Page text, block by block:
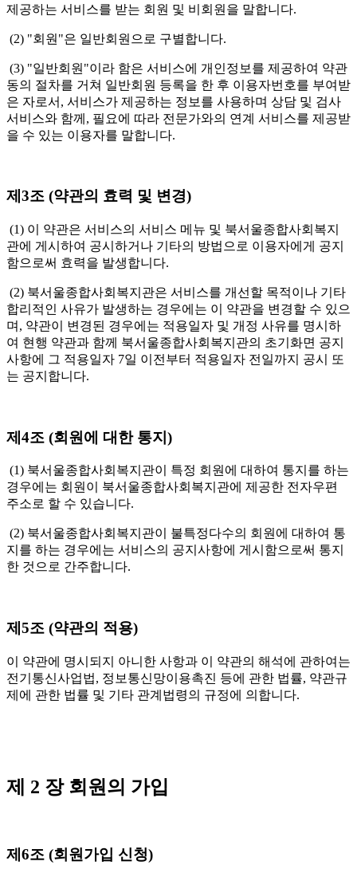
제공하는 서비스를 받는 회원 및 비회원을 말합니다.
(2) "회원"은 일반회원으로 구별합니다.
(3) "일반회원"이라 함은 서비스에 개인정보를 제공하여 약관
동의 절차를 거쳐 일반회원 등록을 한 후 이용자번호를 부여받
은 자로서, 서비스가 제공하는 정보를 사용하며 상담 및 검사
서비스와 함께, 필요에 따라 전문가와의 연계 서비스를 제공받
을 수 있는 이용자를 말합니다.
제3조 (약관의 효력 및 변경)
(1) 이 약관은 서비스의 서비스 메뉴 및 북서울종합사회복지
관에 게시하여 공시하거나 기타의 방법으로 이용자에게 공지
함으로써 효력을 발생합니다.
(2) 북서울종합사회복지관은 서비스를 개선할 목적이나 기타
합리적인 사유가 발생하는 경우에는 이 약관을 변경할 수 있으
며, 약관이 변경된 경우에는 적용일자 및 개정 사유를 명시하
여 현행 약관과 함께 북서울종합사회복지관의 초기화면 공지
사항에 그 적용일자 7일 이전부터 적용일자 전일까지 공시 또
는 공지합니다.
제4조 (회원에 대한 통지)
(1) 북서울종합사회복지관이 특정 회원에 대하여 통지를 하는
경우에는 회원이 북서울종합사회복지관에 제공한 전자우편
주소로 할 수 있습니다.
(2) 북서울종합사회복지관이 불특정다수의 회원에 대하여 통
지를 하는 경우에는 서비스의 공지사항에 게시함으로써 통지
한 것으로 간주합니다.
제5조 (약관의 적용)
이 약관에 명시되지 아니한 사항과 이 약관의 해석에 관하여는
전기통신사업법, 정보통신망이용촉진 등에 관한 법률, 약관규
제에 관한 법률 및 기타 관계법령의 규정에 의합니다.
제 2 장 회원의 가입
제6조 (회원가입 신청)